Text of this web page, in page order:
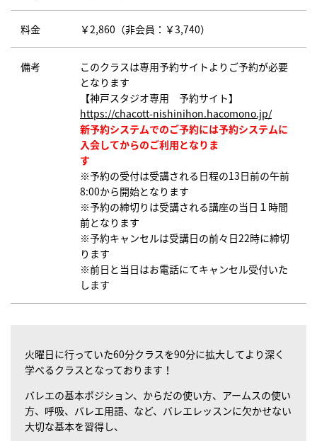
料金 ￥2,860（非会員：￥3,740）
備考
このクラスは専用予約サイトよりご予約が必要
となります
【神戸スタジオ専用 予約サイト】
https://chacott-nishinihon.hacomono.jp/
新予約システムでのご予約には予約システムに
入会してからのご利用となりま
す
※予約の受付は受講される日程の13日前の午前
8:00から開始となります
※予約の締切りは受講される講座の当日１時間
前となります
※予約キャンセルは受講日の前々日22時に締切
ります
※前日と当日はお電話にてキャンセル受付いた
します
火曜日に行っていた60分クラスを90分に拡大してより深く
学べるクラスとなっております！
バレエの基本ポジション、からだの使い方、アームスの使い
方、呼吸、バレエ用語、など、バレエレッスンに欠かせない
大切な基本を習得し、